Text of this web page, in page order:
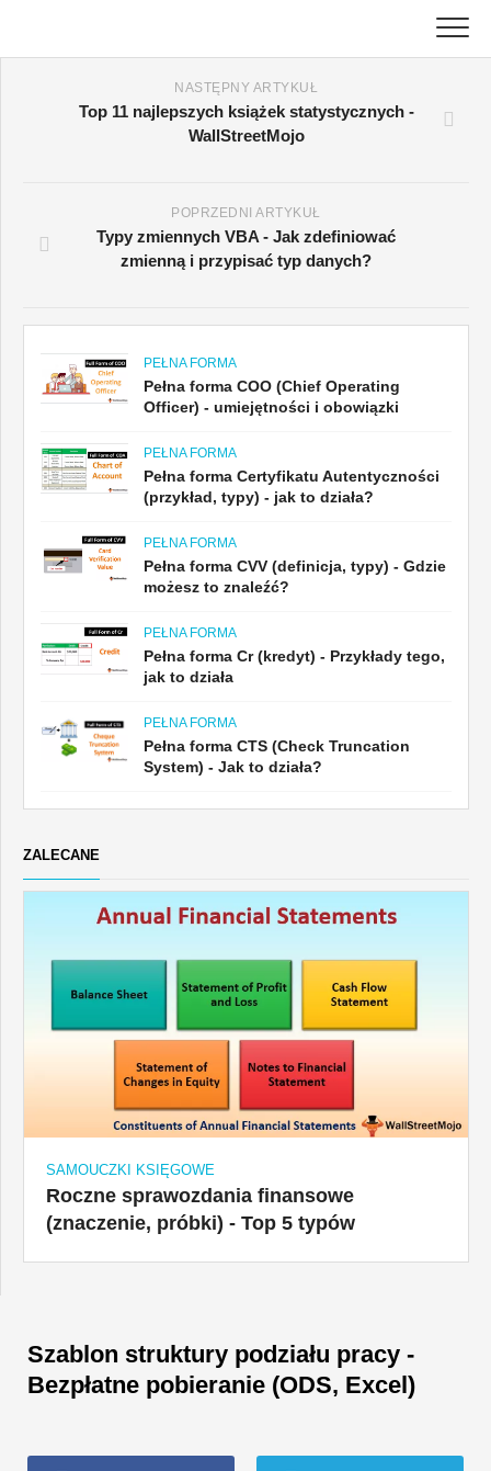
content
Samouczki księgowe
Excel, VBA i Power BI
Najlepsze książki
Przewodniki kariery w finansach
Zasoby dotyczące certyfikacji finansów
Samouczki dotyczące modelowania finansowego
Pełna forma
Szablon struktury podziału pracy -
Bezpłatne pobieranie (ODS, Excel)
NASTĘPNY ARTYKUŁ
Top 11 najlepszych książek statystycznych -
WallStreetMojo
POPRZEDNI ARTYKUŁ
Typy zmiennych VBA - Jak zdefiniować
zmienną i przypisać typ danych?
PEŁNA FORMA
Pełna forma COO (Chief Operating
Officer) - umiejętności i obowiązki
PEŁNA FORMA
Pełna forma Certyfikatu Autentyczności
(przykład, typy) - jak to działa?
PEŁNA FORMA
Pełna forma CVV (definicja, typy) - Gdzie
możesz to znaleźć?
PEŁNA FORMA
Pełna forma Cr (kredyt) - Przykłady tego,
jak to działa
PEŁNA FORMA
Pełna forma CTS (Check Truncation
System) - Jak to działa?
ZALECANE
SAMOUCZKI KSIĘGOWE
Roczne sprawozdania finansowe
(znaczenie, próbki) - Top 5 typów